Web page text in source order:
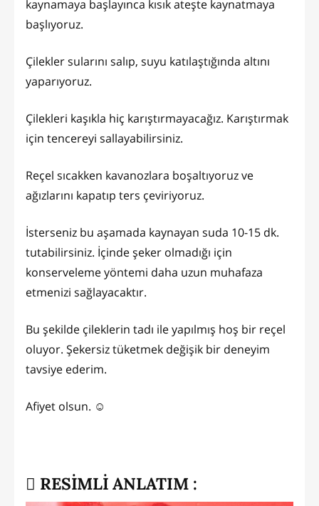
kaynamaya başlayınca kısık ateşte kaynatmaya
başlıyoruz.
Çilekler sularını salıp, suyu katılaştığında altını
yaparıyoruz.
Çilekleri kaşıkla hiç karıştırmayacağız. Karıştırmak
için tencereyi sallayabilirsiniz.
Reçel sıcakken kavanozlara boşaltıyoruz ve
ağızlarını kapatıp ters çeviriyoruz.
İsterseniz bu aşamada kaynayan suda 10-15 dk.
tutabilirsiniz. İçinde şeker olmadığı için
konserveleme yöntemi daha uzun muhafaza
etmenizi sağlayacaktır.
Bu şekilde çileklerin tadı ile yapılmış hoş bir reçel
oluyor. Şekersiz tüketmek değişik bir deneyim
tavsiye ederim.
Afiyet olsun. ☺️
RESİMLİ ANLATIM :